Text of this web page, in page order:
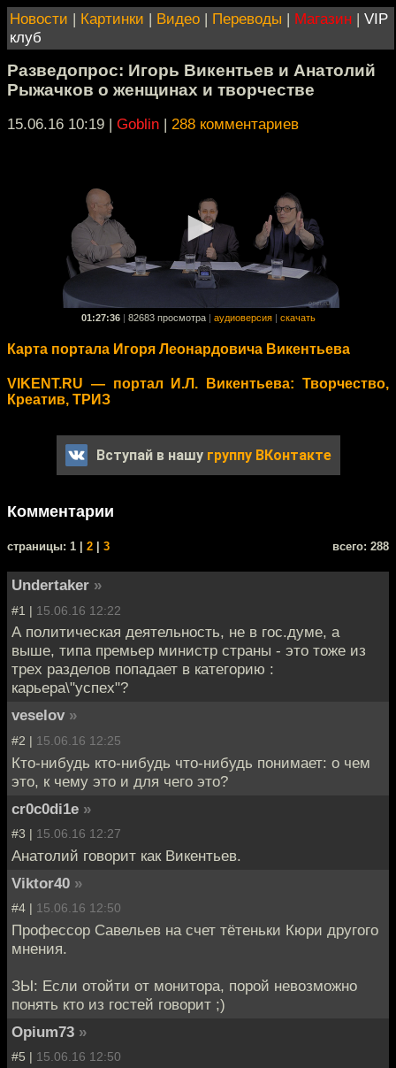
Новости | Картинки | Видео | Переводы | Магазин | VIP
клуб
Разведопрос: Игорь Викентьев и Анатолий
Рыжачков о женщинах и творчестве
15.06.16 10:19 | Goblin | 288 комментариев
01:27:36 82683 просмотра аудиоверсия скачать
Карта портала Игоря Леонардовича Викентьева
VIKENT.RU — портал И.Л. Викентьева: Творчество,
Креатив, ТРИЗ
Вступай в нашу группу ВКонтакте
Комментарии
cтраницы: 1 | 2 3 всего: 288
Undertaker »
#1 | 15.06.16 12:22
А политическая деятельность, не в гос.думе, а
выше, типа премьер министр страны - это тоже из
трех разделов попадает в категорию :
карьера\"успех"?
veselov »
#2 | 15.06.16 12:25
Кто-нибудь кто-нибудь что-нибудь понимает: о чем
это, к чему это и для чего это?
cr0c0di1e »
#3 | 15.06.16 12:27
Анатолий говорит как Викентьев.
Viktor40 »
#4 | 15.06.16 12:50
Профессор Савельев на счет тётеньки Кюри другого
мнения.
ЗЫ: Если отойти от монитора, порой невозможно
понять кто из гостей говорит ;)
Opium73 »
#5 | 15.06.16 12:50